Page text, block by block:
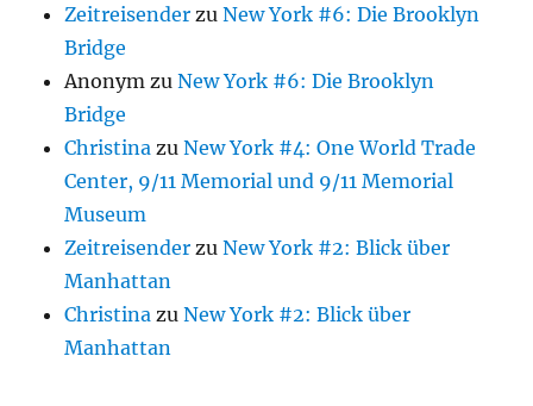
Zeitreisender zuNew York #6: Die Brooklyn
Bridge
Anonym zuNew York #6: Die Brooklyn
Bridge
Christina zuNew York #4: One World Trade
Center, 9/11 Memorial und 9/11 Memorial
Museum
Zeitreisender zuNew York #2: Blick über
Manhattan
Christina zuNew York #2: Blick über
Manhattan